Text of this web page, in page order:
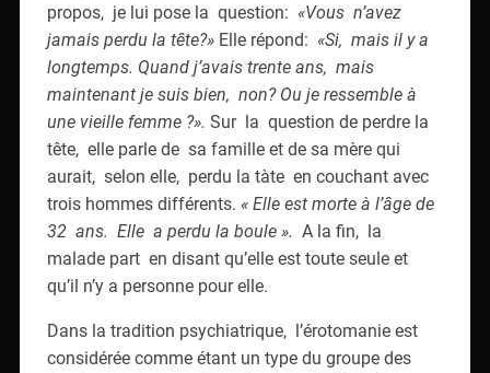
propos, je lui pose la question: «Vous n’avez
jamais perdu la tête?»Elle répond: «Si, mais il y a
longtemps. Quand j’avais trente ans, mais
maintenant je suis bien, non? Ou je ressemble à
une vieille femme ?». Sur la question de perdre la
tête, elle parle de sa famille et de sa mère qui
aurait, selon elle, perdu la tàte en couchant avec
trois hommes différents. « Elle est morte à l’âge de
32 ans. Elle a perdu la boule ». A la fin, la
malade part en disant qu’elle est toute seule et
qu’il n’y a personne pour elle.
Dans la tradition psychiatrique, l’érotomanie est
considérée comme étant un type du groupe des